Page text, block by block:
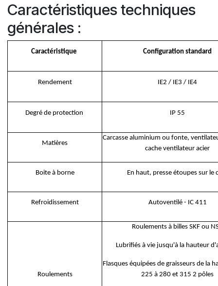
Caractéristiques techniques
générales :
Caractéristique Configuration standard
Rendement IE2 / IE3 / IE4
Degré de protection IP 55
Matières
Carcasse aluminium ou fonte,
cache ventilateur acier
Boite à borne En haut, presse étoupes sur le
Refroidissement Autoventilé - IC 411
Roulements
Roulements à billes SKF ou
Lubrifiés à vie jusqu'à la hauteur
Flasques équipées de graisseurs de la
225 à 280 et 315 2 pôles